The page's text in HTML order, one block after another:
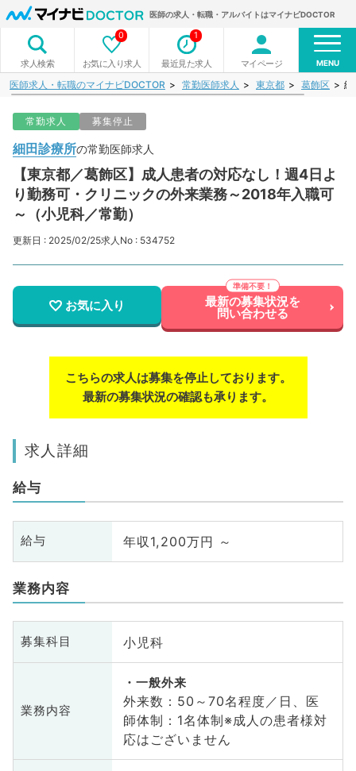
医師の求人・転職・アルバイトはマイナビDOCTOR
求人検索 お気に入り求人
0
最近見た求人
1
マイページ MENU
医師求人・転職のマイナビDOCTOR 常勤医師求人 東京都 葛飾区 細
常勤求人 募集停止
細田診療所の常勤医師求人
【東京都／葛飾区】成人患者の対応なし！週4日よ
り勤務可・クリニックの外来業務～2018年入職可
～（小児科／常勤）
更新日 : 2025/02/25求人No : 534752
お気に入り 最新の募集状況を
問い合わせる
こちらの求人は募集を停止しております。
最新の募集状況の確認も承ります。
求人詳細
給与
給与 年収1,200万円 ～
業務内容
募集科目 小児科
業務内容
一般外来
外来数：50～70名程度／日、医
師体制：1名体制※成人の患者様対
応はございません